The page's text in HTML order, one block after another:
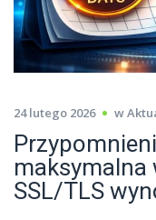
24 lutego 2026 w
SSL/TLS